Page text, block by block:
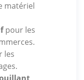
matériel
pour les
les